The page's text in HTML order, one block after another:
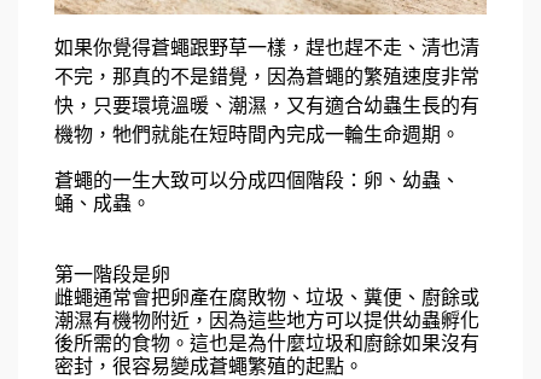
如果你覺得蒼蠅跟野草一樣，趕也趕不走、清也清
不完，那真的不是錯覺，因為蒼蠅的繁殖速度非常
快，只要環境溫暖、潮濕，又有適合幼蟲生長的有
機物，牠們就能在短時間內完成一輪生命週期。
蒼蠅的一生大致可以分成四個階段：卵、幼蟲、
蛹、成蟲。
第一階段是卵
雌蠅通常會把卵產在腐敗物、垃圾、糞便、廚餘或
潮濕有機物附近，因為這些地方可以提供幼蟲孵化
後所需的食物。這也是為什麼垃圾和廚餘如果沒有
密封，很容易變成蒼蠅繁殖的起點。